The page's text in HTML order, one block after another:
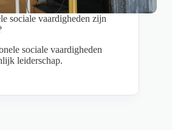
sociale vaardigheden zijn
sociale vaardigheden
leiderschap.